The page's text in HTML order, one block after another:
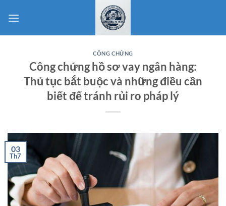
qua
CÔNG CHỨNG
Công chứng hồ sơ vay ngân hàng:
Thủ tục bắt buộc và những điều cần
biết để tránh rủi ro pháp lý
03
Th7